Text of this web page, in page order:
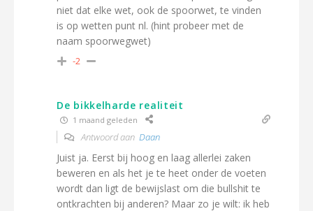
niet dat elke wet, ook de spoorwet, te vinden
is op wetten punt nl. (hint probeer met de
naam spoorwegwet)
-2
De bikkelharde realiteit
1 maand geleden
Antwoord aan Daan
Juist ja. Eerst bij hoog en laag allerlei zaken
beweren en als het je te heet onder de voeten
wordt dan ligt de bewijslast om die bullshit te
ontkrachten bij anderen? Maar zo je wilt: ik heb